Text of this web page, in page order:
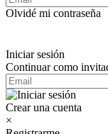
Olvidé mi contraseña
Iniciar sesión
Continuar como
Crear una cuenta
×